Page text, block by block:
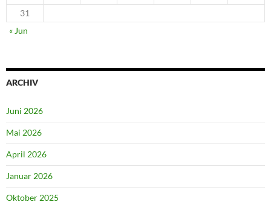
31
« Jun
ARCHIV
Juni 2026
Mai 2026
April 2026
Januar 2026
Oktober 2025